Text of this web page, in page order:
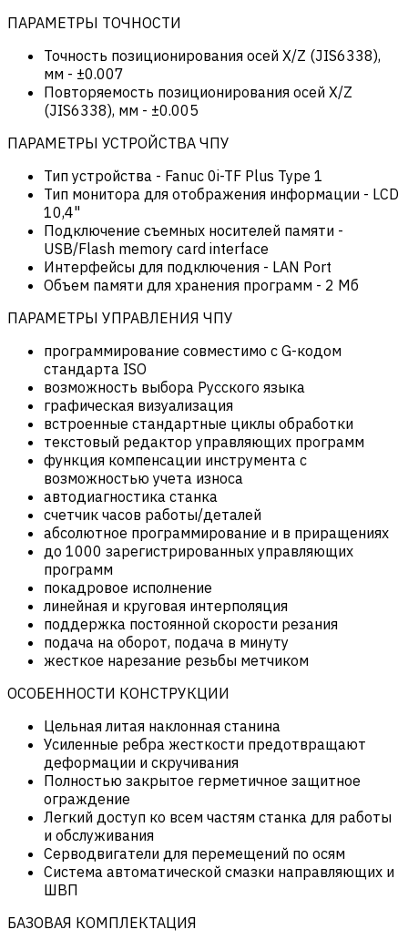
ПАРАМЕТРЫ ТОЧНОСТИ
Точность позиционирования осей X/Z (JIS6338),
мм - ±0.007
Повторяемость позиционирования осей X/Z
(JIS6338), мм - ±0.005
ПАРАМЕТРЫ УСТРОЙСТВА ЧПУ
Тип устройства - Fanuc 0i-TF Plus Type 1
Тип монитора для отображения информации - LCD
10,4"
Подключение съемных носителей памяти -
USB/Flash memory card interface
Интерфейсы для подключения - LAN Port
Объем памяти для хранения программ - 2 Мб
ПАРАМЕТРЫ УПРАВЛЕНИЯ ЧПУ
программирование совместимо с G-кодом
стандарта ISO
возможность выбора Русского языка
графическая визуализация
встроенные стандартные циклы обработки
текстовый редактор управляющих программ
функция компенсации инструмента с
возможностью учета износа
автодиагностика станка
счетчик часов работы/деталей
абсолютное программирование и в приращениях
до 1000 зарегистрированных управляющих
программ
покадровое исполнение
линейная и круговая интерполяция
поддержка постоянной скорости резания
подача на оборот, подача в минуту
жесткое нарезание резьбы метчиком
ОСОБЕННОСТИ КОНСТРУКЦИИ
Цельная литая наклонная станина
Усиленные ребра жесткости предотвращают
деформации и скручивания
Полностью закрытое герметичное защитное
ограждение
Легкий доступ ко всем частям станка для работы
и обслуживания
Серводвигатели для перемещений по осям
Система автоматической смазки направляющих и
ШВП
БАЗОВАЯ КОМПЛЕКТАЦИЯ